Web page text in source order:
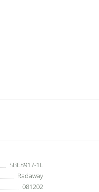
SBE8917-1L
Radaway
081202